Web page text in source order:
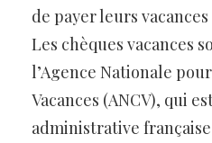
de payer leurs
Les chèques vacances
l’Agence Nationale
Vacances (ANCV), qui
administrative